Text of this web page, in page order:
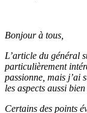
Bonjour à tous,
L’article du général
particulièrement
passionne, mais j’ai
les aspects aussi
Certains des points